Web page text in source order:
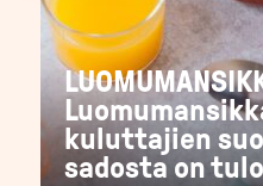
kuluttajien
sadosta on